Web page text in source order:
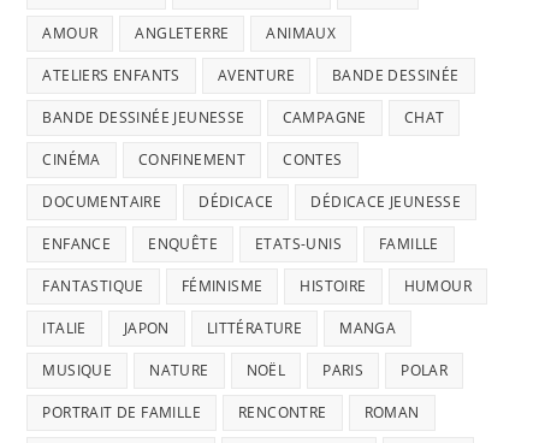
AMOUR ANGLETERRE ANIMAUX
ATELIERS ENFANTS AVENTURE BANDE DESSINÉE
BANDE DESSINÉE JEUNESSE CAMPAGNE CHAT
CINÉMA CONFINEMENT CONTES
DOCUMENTAIRE DÉDICACE DÉDICACE JEUNESSE
ENFANCE ENQUÊTE ETATS-UNIS FAMILLE
FANTASTIQUE FÉMINISME HISTOIRE HUMOUR
ITALIE JAPON LITTÉRATURE MANGA
MUSIQUE NATURE NOËL PARIS POLAR
PORTRAIT DE FAMILLE RENCONTRE ROMAN